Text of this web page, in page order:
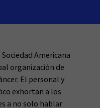
Americana
organización de
El personal y
exhortan a los
a no solo hablar